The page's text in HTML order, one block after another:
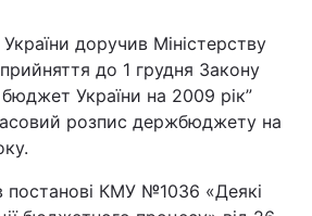
України доручив Міністерству
до 1 грудня Закону
України на 2009 рік”
розпис держбюджету на
постанові КМУ №1036 «Деякі